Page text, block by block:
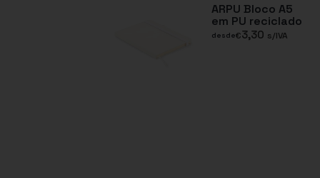
ARPU Bloco A5
em PU reciclado
desde€3,30 s/IVA